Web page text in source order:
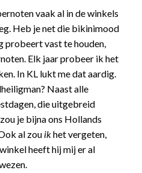
vaak al in de winkels
Heb je net die bikinimood
probeert vast te houden,
Elk jaar probeer ik het
In KL lukt me dat aardig.
Naast alle
die uitgebreid
je bijna ons Hollands
al zou ikhet vergeten,
heeft hij mij er al